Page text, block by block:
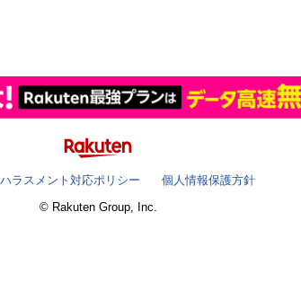
ラスメント対応ポリシー
個人情報保護方針
© Rakuten Group, Inc.